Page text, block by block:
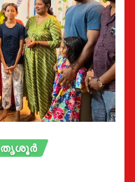
തൃശൂർ